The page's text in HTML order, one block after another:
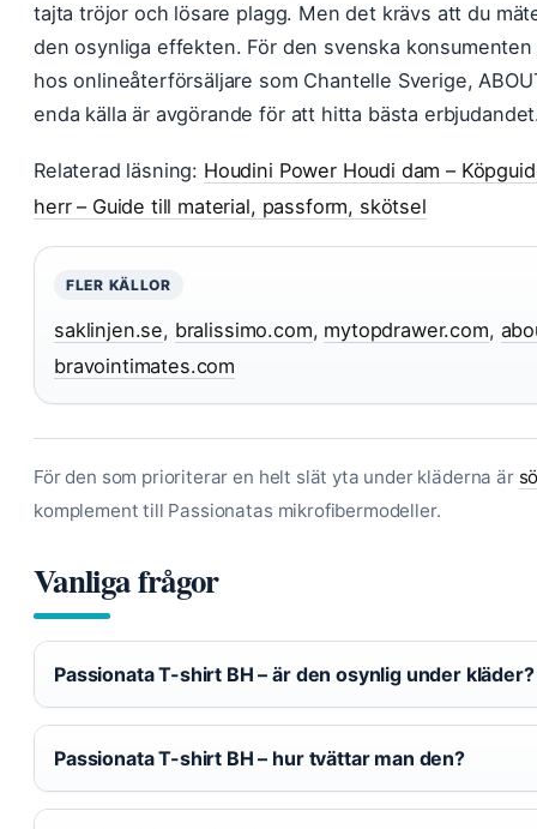
tajta tröjor och lösare plagg. Men det krävs att du
den osynliga effekten. För den svenska
hos onlineåterförsäljare som Chantelle Sverige,
enda källa är avgörande för att hitta bästa
Relaterad läsning: Houdini Power Houdi dam –
herr – Guide till material, passform, skötsel
FLER KÄLLOR
saklinjen.se, bralissimo.com, mytopdrawer.com,
bravointimates.com
För den som prioriterar en helt slät yta under kläderna är
komplement till Passionatas mikrofibermodeller.
Vanliga frågor
Passionata T-shirt BH – är den osynlig under kläder?
Passionata T-shirt BH – hur tvättar man den?